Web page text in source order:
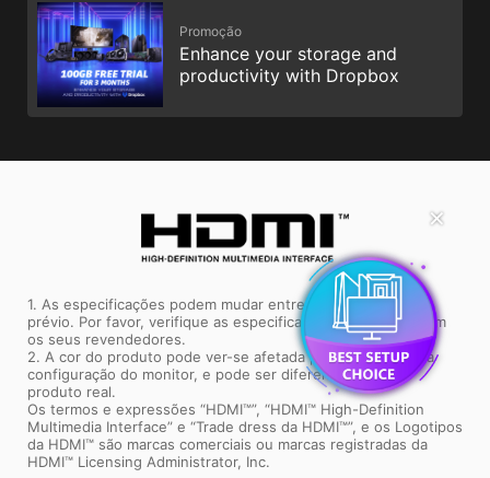
✕
Promoção
Enhance your storage and
productivity with Dropbox
1. As especificações podem mudar entre regiões sem aviso
prévio. Por favor, verifique as especificações detalhadas com
os seus revendedores.
2. A cor do produto pode ver-se afetada pela fotografia e a
configuração do monitor, e pode ser diferente da cor do
produto real.
Os termos e expressões “HDMI™”, “HDMI™ High-Definition
Multimedia Interface” e “Trade dress da HDMI™”, e os Logotipos
da HDMI™ são marcas comerciais ou marcas registradas da
HDMI™ Licensing Administrator, Inc.